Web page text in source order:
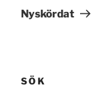
inlägg
Nyskördat
SÖK